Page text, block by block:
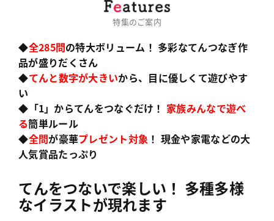
特集のご案内
◆全285問の特大ボリューム！ 多彩なてんつなぎ作
品が盛りだくさん
◆てんと数字が大きいから、目に優しくて遊びやす
い
◆「1」からてんをつなぐだけ！ 家族みんなで遊べ
る簡単ルール
◆全問が豪華プレゼント対象 ！ 現金や家電などの大
人気賞品たっぷり
てんをつないで楽しい！ 多種多様
なイラストが現れます